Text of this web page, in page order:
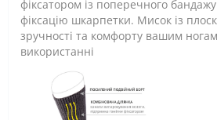
фіксатором із поперечного
фіксацію шкарпетки. Мисок із
зручності та комфорту вашим
використанні